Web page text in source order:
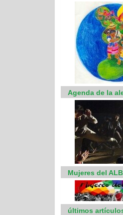
Agenda de la
Mujeres del
últimos